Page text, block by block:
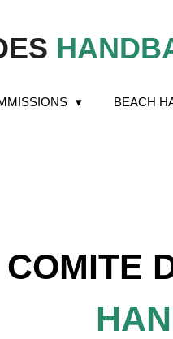
BEACH
COMITE